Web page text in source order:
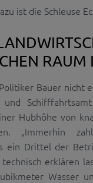
ist die Schleuse
RAUM
Bauer nicht
und
Hubhöhe von
„Immerhin
ein Drittel der
erklären
Wasser